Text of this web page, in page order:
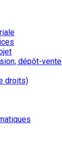
dépôt-vente
droits)